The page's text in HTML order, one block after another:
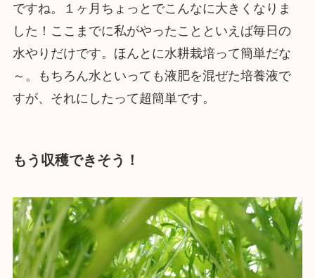
ですね。１ヶ月ちょっとでこんなに大きくなりま
した！ここまでに私がやったことといえば毎日の
水やりだけです。ほんとに水耕栽培って簡単だな
～。もちろん水といっても液肥を混ぜた培養液で
すが、それにしたって超簡単です。
もう収穫できそう！